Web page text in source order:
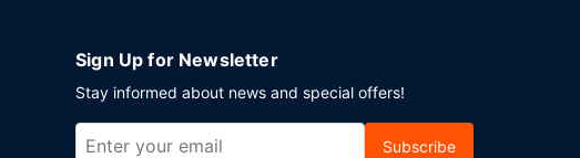
Sign Up for Newsletter
Stay informed about news and special offers!
Subscribe